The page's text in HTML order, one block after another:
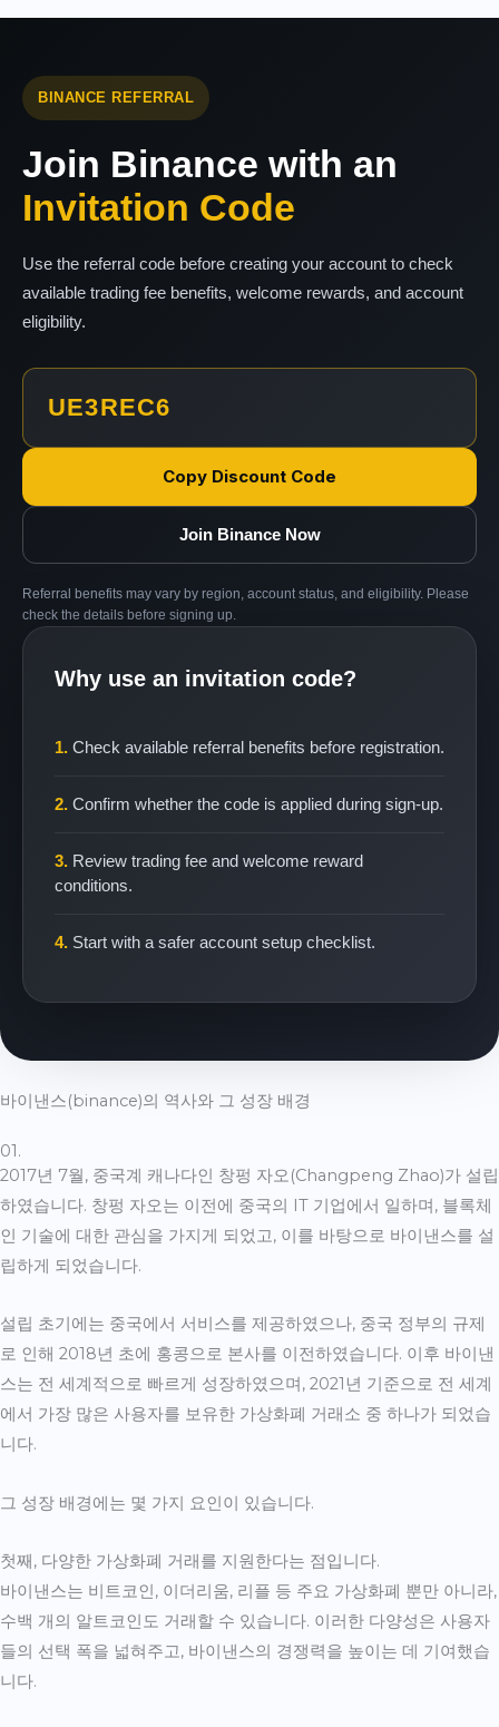
BINANCE REFERRAL
Join Binance with an
Invitation Code
Use the referral code before creating your account to check
available trading fee benefits, welcome rewards, and account
eligibility.
UE3REC6
Copy Discount Code
Join Binance Now
Referral benefits may vary by region, account status, and eligibility. Please
check the details before signing up.
Why use an invitation code?
1. Check available referral benefits before registration.
2. Confirm whether the code is applied during sign-up.
3. Review trading fee and welcome reward
conditions.
4. Start with a safer account setup checklist.
바이낸스(binance)의 역사와 그 성장 배경
01.
2017년 7월, 중국계 캐나다인 창펑 자오(Changpeng Zhao)가 설립
하였습니다. 창펑 자오는 이전에 중국의 IT 기업에서 일하며, 블록체
인 기술에 대한 관심을 가지게 되었고, 이를 바탕으로 바이낸스를 설
립하게 되었습니다.
설립 초기에는 중국에서 서비스를 제공하였으나, 중국 정부의 규제
로 인해 2018년 초에 홍콩으로 본사를 이전하였습니다. 이후 바이낸
스는 전 세계적으로 빠르게 성장하였으며, 2021년 기준으로 전 세계
에서 가장 많은 사용자를 보유한 가상화폐 거래소 중 하나가 되었습
니다.
그 성장 배경에는 몇 가지 요인이 있습니다.
첫째, 다양한 가상화폐 거래를 지원한다는 점입니다.
바이낸스는 비트코인, 이더리움, 리플 등 주요 가상화폐 뿐만 아니라,
수백 개의 알트코인도 거래할 수 있습니다. 이러한 다양성은 사용자
들의 선택 폭을 넓혀주고, 바이낸스의 경쟁력을 높이는 데 기여했습
니다.